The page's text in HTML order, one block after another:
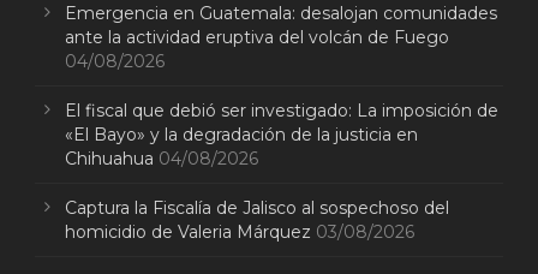
Emergencia en Guatemala: desalojan comunidades
ante la actividad eruptiva del volcán de Fuego
04/08/2026
El fiscal que debió ser investigado: La imposición de
«El Bayo» y la degradación de la justicia en
Chihuahua 04/08/2026
Captura la Fiscalía de Jalisco al sospechoso del
homicidio de Valeria Márquez 03/08/2026